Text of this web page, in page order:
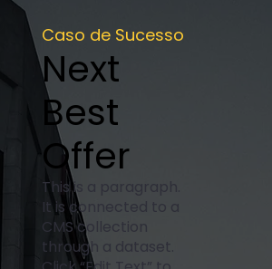
Caso de Sucesso
Next
Best
Offer
This is a paragraph.
It is connected to a
CMS collection
through a dataset.